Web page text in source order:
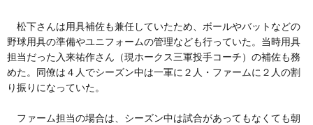
松下さんは用具補佐も兼任していたため、ボールやバットなどの
野球用具の準備やユニフォームの管理なども行っていた。当時用具
担当だった入来祐作さん（現ホークス三軍投手コーチ）の補佐も務
めた。同僚は４人でシーズン中は一軍に２人・ファームに２人の割
り振りになっていた。
ファーム担当の場合は、シーズン中は試合があってもなくても朝